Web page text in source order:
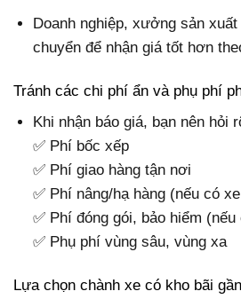
Doanh nghiệp, xưởng sản
chuyển để nhận giá tốt hơn
Tránh các chi phí ẩn và phụ phí
Khi nhận báo giá, bạn nên hỏi
✅ Phí bốc xếp
✅ Phí giao hàng tận nơi
✅ Phí nâng/hạ hàng (nếu có
✅ Phí đóng gói, bảo hiểm (nếu
✅ Phụ phí vùng sâu, vùng xa
Lựa chọn chành xe có kho bãi